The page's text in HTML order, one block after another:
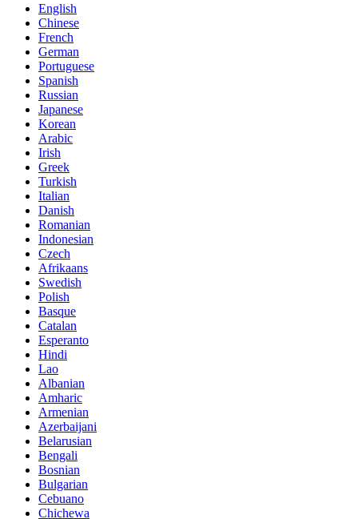
English
Chinese
French
German
Portuguese
Spanish
Russian
Japanese
Korean
Arabic
Irish
Greek
Turkish
Italian
Danish
Romanian
Indonesian
Czech
Afrikaans
Swedish
Polish
Basque
Catalan
Esperanto
Hindi
Lao
Albanian
Amharic
Armenian
Azerbaijani
Belarusian
Bengali
Bosnian
Bulgarian
Cebuano
Chichewa